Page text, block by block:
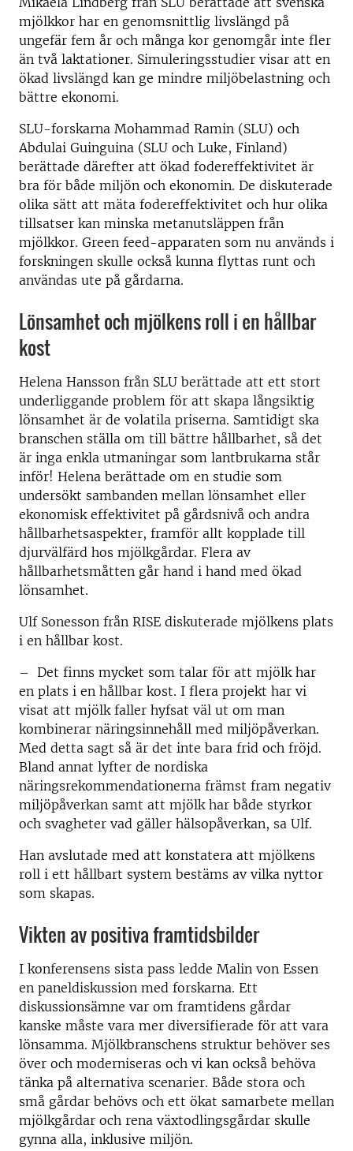
mjölkkor har en genomsnittlig livslängd på
ungefär fem år och många kor genomgår inte fler
än två laktationer. Simuleringsstudier visar att en
ökad livslängd kan ge mindre miljöbelastning och
bättre ekonomi.
SLU-forskarna Mohammad Ramin (SLU) och
Abdulai Guinguina (SLU och Luke, Finland)
berättade därefter att ökad fodereffektivitet är
bra för både miljön och ekonomin. De diskuterade
olika sätt att mäta fodereffektivitet och hur olika
tillsatser kan minska metanutsläppen från
mjölkkor. Green feed-apparaten som nu används i
forskningen skulle också kunna flyttas runt och
användas ute på gårdarna.
Lönsamhet och mjölkens roll i en hållbar
kost
Helena Hansson från SLU berättade att ett stort
underliggande problem för att skapa långsiktig
lönsamhet är de volatila priserna. Samtidigt ska
branschen ställa om till bättre hållbarhet, så det
är inga enkla utmaningar som lantbrukarna står
inför! Helena berättade om en studie som
undersökt sambanden mellan lönsamhet eller
ekonomisk effektivitet på gårdsnivå och andra
hållbarhetsaspekter, framför allt kopplade till
djurvälfärd hos mjölkgårdar. Flera av
hållbarhetsmåtten går hand i hand med ökad
lönsamhet.
Ulf Sonesson från RISE diskuterade mjölkens plats
i en hållbar kost.
– Det finns mycket som talar för att mjölk har
en plats i en hållbar kost. I flera projekt har vi
visat att mjölk faller hyfsat väl ut om man
kombinerar näringsinnehåll med miljöpåverkan.
Med detta sagt så är det inte bara frid och fröjd.
Bland annat lyfter de nordiska
näringsrekommendationerna främst fram negativ
miljöpåverkan samt att mjölk har både styrkor
och svagheter vad gäller hälsopåverkan, sa Ulf.
Han avslutade med att konstatera att mjölkens
roll i ett hållbart system bestäms av vilka nyttor
som skapas.
Vikten av positiva framtidsbilder
I konferensens sista pass ledde Malin von Essen
en paneldiskussion med forskarna. Ett
diskussionsämne var om framtidens gårdar
kanske måste vara mer diversifierade för att vara
lönsamma. Mjölkbranschens struktur behöver ses
över och moderniseras och vi kan också behöva
tänka på alternativa scenarier. Både stora och
små gårdar behövs och ett ökat samarbete mellan
mjölkgårdar och rena växtodlingsgårdar skulle
gynna alla, inklusive miljön.